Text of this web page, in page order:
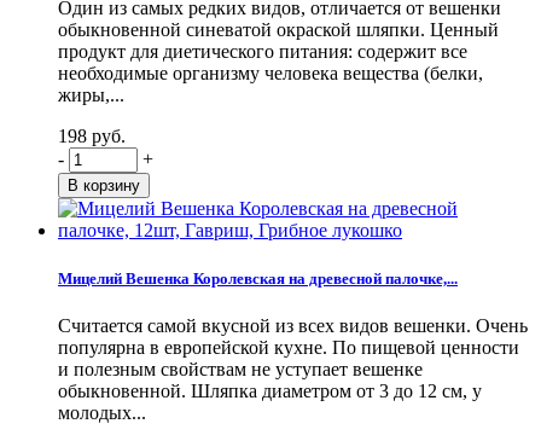
Один из самых редких видов, отличается от вешенки
обыкновенной синеватой окраской шляпки. Ценный
продукт для диетического питания: содержит все
необходимые организму человека вещества (белки,
жиры,...
198 руб.
-
+
Мицелий Вешенка Королевская на древесной палочке,...
Считается самой вкусной из всех видов вешенки. Очень
популярна в европейской кухне. По пищевой ценности
и полезным свойствам не уступает вешенке
обыкновенной. Шляпка диаметром от 3 до 12 см, у
молодых...